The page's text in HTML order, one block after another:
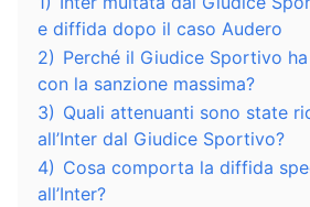
e diffida dopo il caso Audero
2) Perché il Giudice Sportivo
con la sanzione massima?
3) Quali attenuanti sono state
all’Inter dal Giudice Sportivo?
4) Cosa comporta la diffida
all’Inter?